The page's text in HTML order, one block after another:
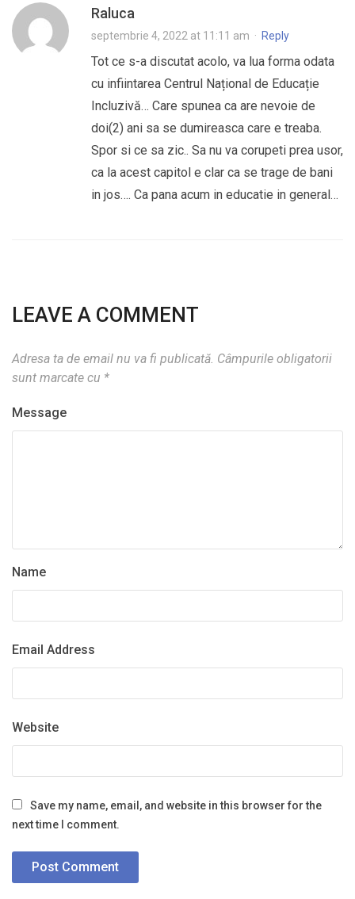
Raluca
septembrie 4, 2022 at 11:11 am · Reply
Tot ce s-a discutat acolo, va lua forma odata
cu infiintarea Centrul Național de Educație
Incluzivă… Care spunea ca are nevoie de
doi(2) ani sa se dumireasca care e treaba.
Spor si ce sa zic.. Sa nu va corupeti prea usor,
ca la acest capitol e clar ca se trage de bani
in jos…. Ca pana acum in educatie in general…
LEAVE A COMMENT
Adresa ta de email nu va fi publicată. Câmpurile obligatorii
sunt marcate cu *
Message
Name
Email Address
Website
Save my name, email, and website in this browser for the
next time I comment.